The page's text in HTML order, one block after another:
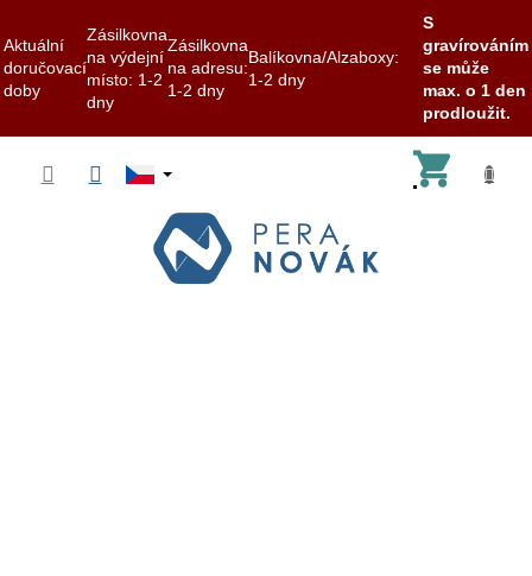
Aktuální
doručovací
doby
Zásilkovna
na výdejní
místo: 1-2
dny
Zásilkovna
na adresu:
1-2 dny
Balíkovna/Alzaboxy:
1-2 dny
S
gravírováním
se může
max. o 1 den
prodloužit.